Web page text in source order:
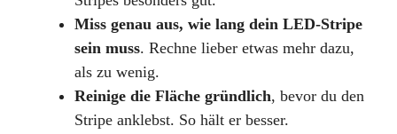
Miss genau aus, wie lang dein LED-Stripe
sein muss. Rechne lieber etwas mehr dazu,
als zu wenig.
Reinige die Fläche gründlich, bevor du den
Stripe anklebst. So hält er besser.